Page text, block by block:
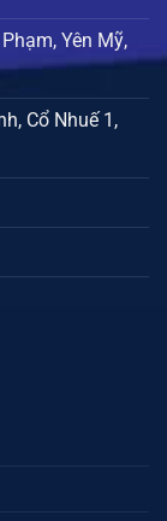
Yên Mỹ,
Cổ Nhuế 1,